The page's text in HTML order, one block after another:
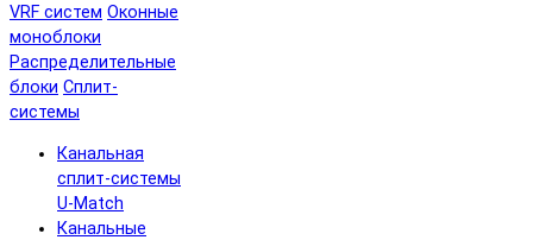
VRF систем Оконные
моноблоки
Распределительные
блоки Сплит-
системы
Канальная
сплит-системы
U-Match
Канальные